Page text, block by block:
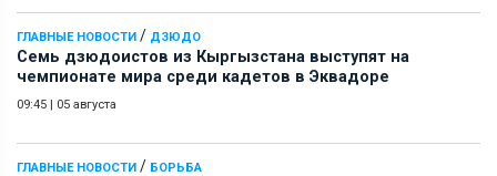
ГЛАВНЫЕ НОВОСТИ / ДЗЮДО
Семь дзюдоистов из Кыргызстана выступят на
чемпионате мира среди кадетов в Эквадоре
09:45 | 05 августа
ГЛАВНЫЕ НОВОСТИ / БОРЬБА